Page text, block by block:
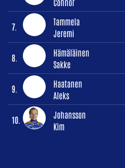
7.
Tammela
Jeremi
8.
Hämäläinen
Sakke
9.
Haatanen
Aleks
10.
Johansson
Kim